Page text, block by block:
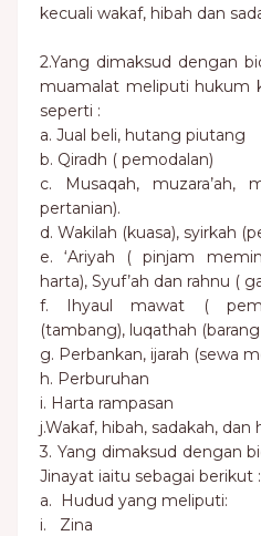
kecuali wakaf, hibah dan
2.Yang dimaksud dengan
muamalat meliputi hukum
seperti :
a. Jual beli, hutang piutang
b. Qiradh ( pemodalan)
c. Musaqah, muzara’ah,
pertanian).
d. Wakilah (kuasa), syirkah
e. ‘Ariyah ( pinjam
harta), Syuf’ah dan rahnu (
f. Ihyaul mawat (
(tambang), luqathah
g. Perbankan, ijarah (sewa
h. Perburuhan
i. Harta rampasan
j.Wakaf, hibah, sadakah, dan
3. Yang dimaksud dengan
Jinayat iaitu sebagai berikut :
a. Hudud yang meliputi:
i. Zina